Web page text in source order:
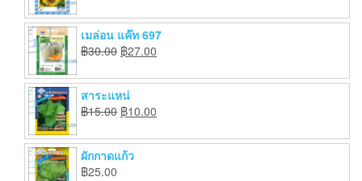
เมล่อน แค๊ท 697
฿30.00 ฿27.00
สาระแหน่
฿15.00 ฿10.00
ผักกาดแก้ว
฿25.00